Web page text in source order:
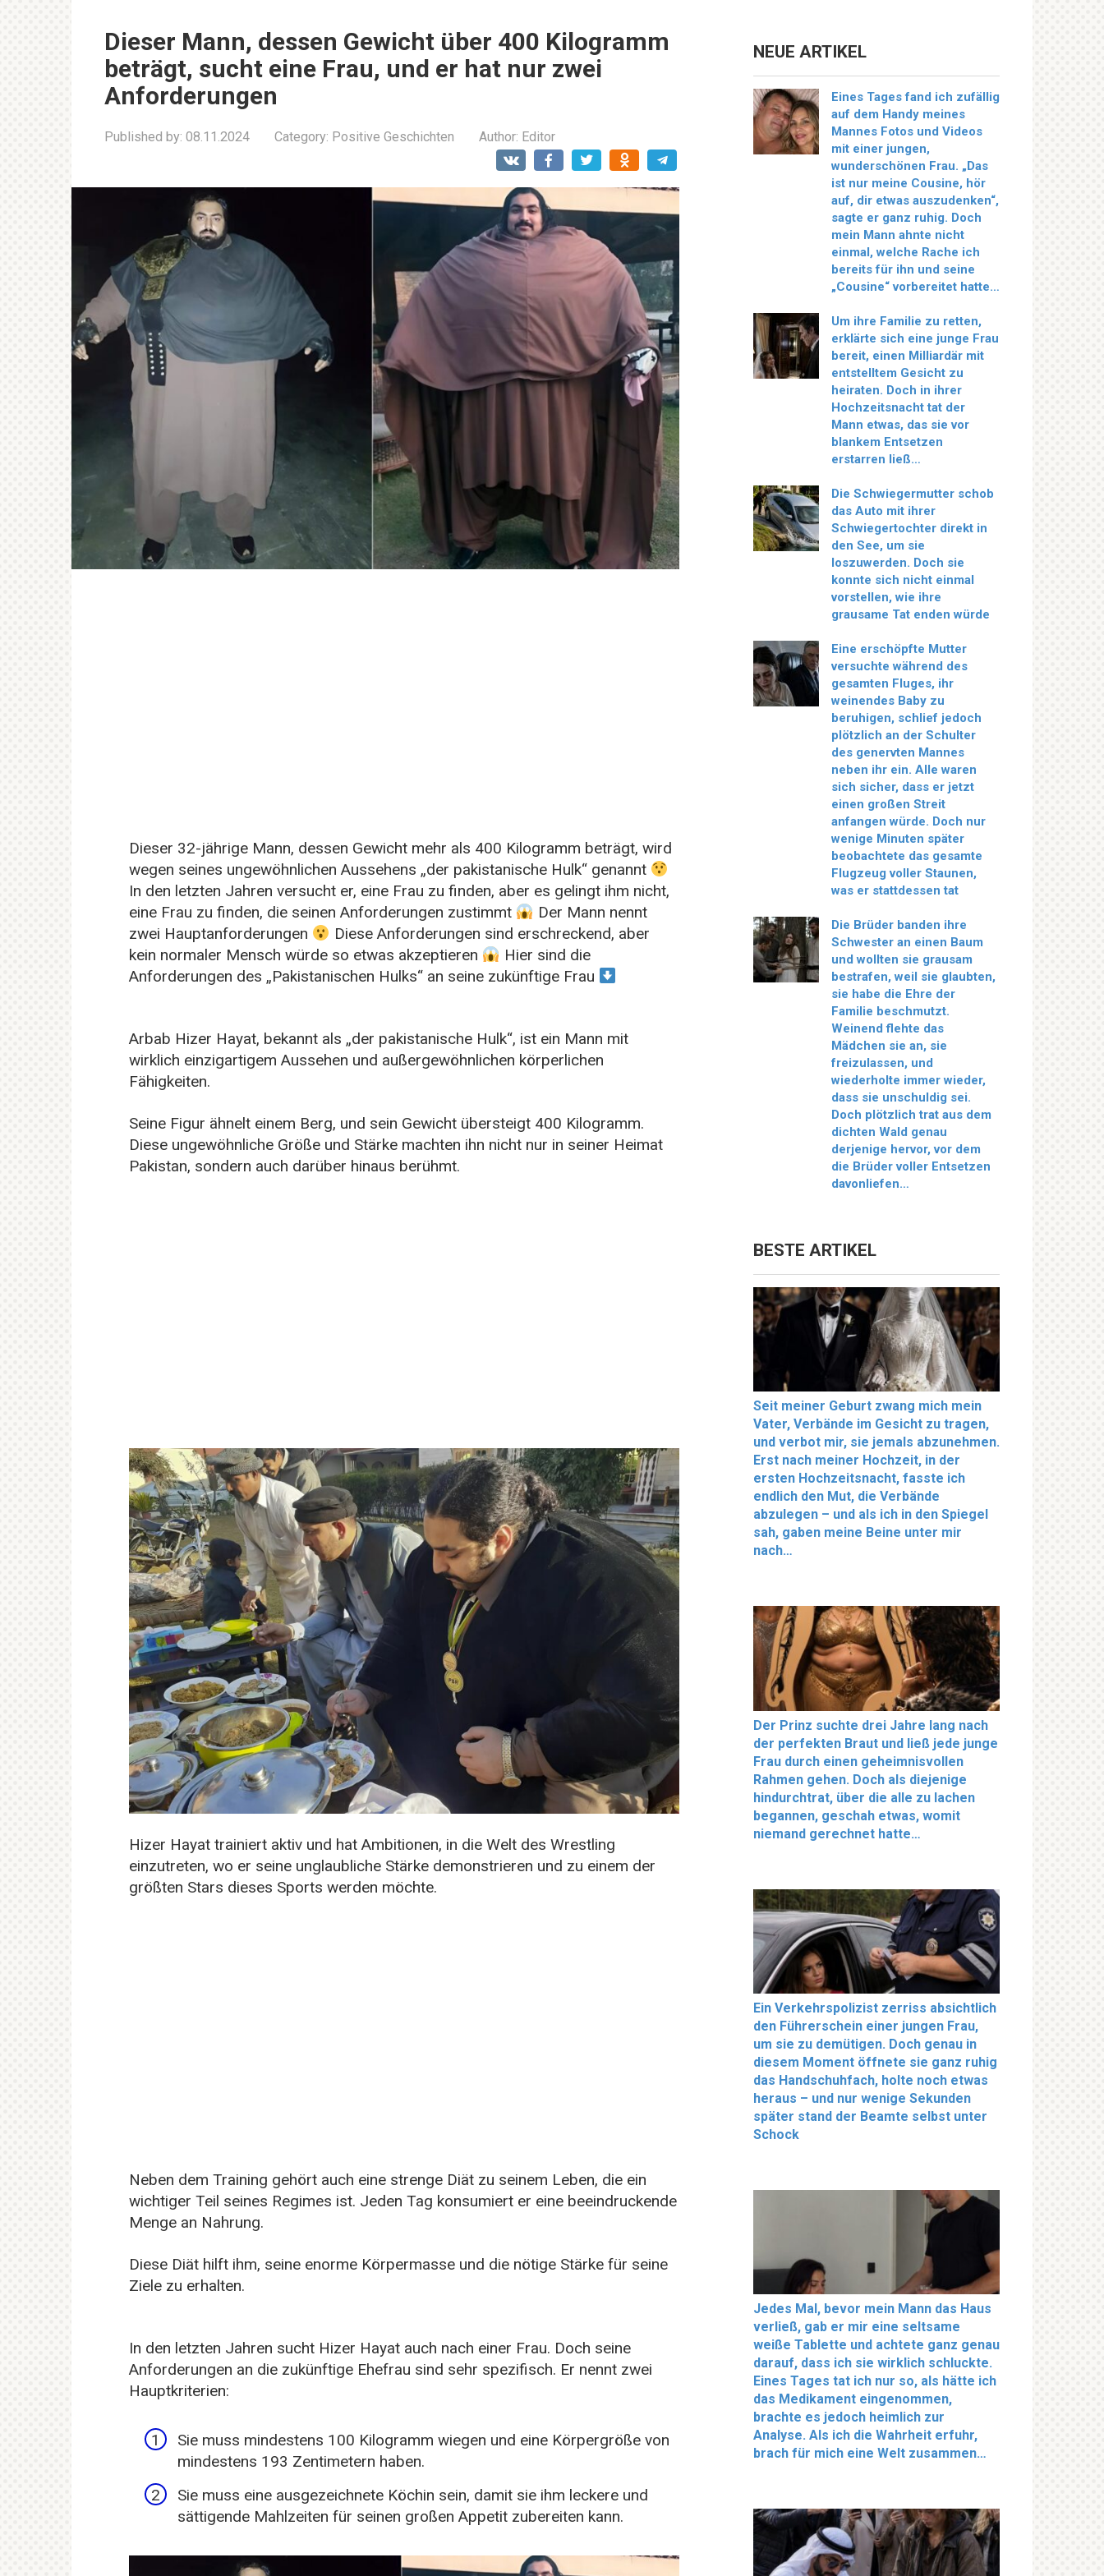
Dieser Mann, dessen Gewicht über 400 Kilogramm
beträgt, sucht eine Frau, und er hat nur zwei
Anforderungen
Published by: 08.11.2024 Category: Positive Geschichten Author: Editor
Dieser 32-jährige Mann, dessen Gewicht mehr als 400 Kilogramm beträgt, wird
wegen seines ungewöhnlichen Aussehens „der pakistanische Hulk“ genannt
In den letzten Jahren versucht er, eine Frau zu finden, aber es gelingt ihm nicht,
eine Frau zu finden, die seinen Anforderungen zustimmt
Der Mann nennt
zwei Hauptanforderungen
Diese Anforderungen sind erschreckend, aber
kein normaler Mensch würde so etwas akzeptieren
Hier sind die
Anforderungen des „Pakistanischen Hulks“ an seine zukünftige Frau
Arbab Hizer Hayat, bekannt als „der pakistanische Hulk“, ist ein Mann mit
wirklich einzigartigem Aussehen und außergewöhnlichen körperlichen
Fähigkeiten.
Seine Figur ähnelt einem Berg, und sein Gewicht übersteigt 400 Kilogramm.
Diese ungewöhnliche Größe und Stärke machten ihn nicht nur in seiner Heimat
Pakistan, sondern auch darüber hinaus berühmt.
Hizer Hayat trainiert aktiv und hat Ambitionen, in die Welt des Wrestling
einzutreten, wo er seine unglaubliche Stärke demonstrieren und zu einem der
größten Stars dieses Sports werden möchte.
Neben dem Training gehört auch eine strenge Diät zu seinem Leben, die ein
wichtiger Teil seines Regimes ist. Jeden Tag konsumiert er eine beeindruckende
Menge an Nahrung.
Diese Diät hilft ihm, seine enorme Körpermasse und die nötige Stärke für seine
Ziele zu erhalten.
In den letzten Jahren sucht Hizer Hayat auch nach einer Frau. Doch seine
Anforderungen an die zukünftige Ehefrau sind sehr spezifisch. Er nennt zwei
Hauptkriterien:
Sie muss mindestens 100 Kilogramm wiegen und eine Körpergröße von
mindestens 193 Zentimetern haben.
Sie muss eine ausgezeichnete Köchin sein, damit sie ihm leckere und
sättigende Mahlzeiten für seinen großen Appetit zubereiten kann.
NEUE ARTIKEL
Eines Tages fand ich zufällig
auf dem Handy meines
Mannes Fotos und Videos
mit einer jungen,
wunderschönen Frau. „Das
ist nur meine Cousine, hör
auf, dir etwas auszudenken“,
sagte er ganz ruhig. Doch
mein Mann ahnte nicht
einmal, welche Rache ich
bereits für ihn und seine
„Cousine“ vorbereitet hatte…
Um ihre Familie zu retten,
erklärte sich eine junge Frau
bereit, einen Milliardär mit
entstelltem Gesicht zu
heiraten. Doch in ihrer
Hochzeitsnacht tat der
Mann etwas, das sie vor
blankem Entsetzen
erstarren ließ…
Die Schwiegermutter schob
das Auto mit ihrer
Schwiegertochter direkt in
den See, um sie
loszuwerden. Doch sie
konnte sich nicht einmal
vorstellen, wie ihre
grausame Tat enden würde
Eine erschöpfte Mutter
versuchte während des
gesamten Fluges, ihr
weinendes Baby zu
beruhigen, schlief jedoch
plötzlich an der Schulter
des genervten Mannes
neben ihr ein. Alle waren
sich sicher, dass er jetzt
einen großen Streit
anfangen würde. Doch nur
wenige Minuten später
beobachtete das gesamte
Flugzeug voller Staunen,
was er stattdessen tat
Die Brüder banden ihre
Schwester an einen Baum
und wollten sie grausam
bestrafen, weil sie glaubten,
sie habe die Ehre der
Familie beschmutzt.
Weinend flehte das
Mädchen sie an, sie
freizulassen, und
wiederholte immer wieder,
dass sie unschuldig sei.
Doch plötzlich trat aus dem
dichten Wald genau
derjenige hervor, vor dem
die Brüder voller Entsetzen
davonliefen…
BESTE ARTIKEL
Seit meiner Geburt zwang mich mein
Vater, Verbände im Gesicht zu tragen,
und verbot mir, sie jemals abzunehmen.
Erst nach meiner Hochzeit, in der
ersten Hochzeitsnacht, fasste ich
endlich den Mut, die Verbände
abzulegen – und als ich in den Spiegel
sah, gaben meine Beine unter mir
nach…
Der Prinz suchte drei Jahre lang nach
der perfekten Braut und ließ jede junge
Frau durch einen geheimnisvollen
Rahmen gehen. Doch als diejenige
hindurchtrat, über die alle zu lachen
begannen, geschah etwas, womit
niemand gerechnet hatte…
Ein Verkehrspolizist zerriss absichtlich
den Führerschein einer jungen Frau,
um sie zu demütigen. Doch genau in
diesem Moment öffnete sie ganz ruhig
das Handschuhfach, holte noch etwas
heraus – und nur wenige Sekunden
später stand der Beamte selbst unter
Schock
Jedes Mal, bevor mein Mann das Haus
verließ, gab er mir eine seltsame
weiße Tablette und achtete ganz genau
darauf, dass ich sie wirklich schluckte.
Eines Tages tat ich nur so, als hätte ich
das Medikament eingenommen,
brachte es jedoch heimlich zur
Analyse. Als ich die Wahrheit erfuhr,
brach für mich eine Welt zusammen…